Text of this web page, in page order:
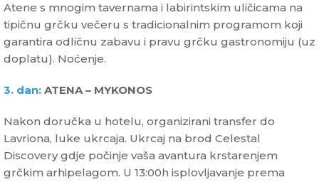
Atene s mnogim tavernama i labirintskim uličicama na
tipičnu grčku večeru s tradicionalnim programom koji
garantira odličnu zabavu i pravu grčku gastronomiju (uz
doplatu). Noćenje.
3. dan: ATENA – MYKONOS
Nakon doručka u hotelu, organizirani transfer do
Lavriona, luke ukrcaja. Ukrcaj na brod Celestal
Discovery gdje počinje vaša avantura krstarenjem
grčkim arhipelagom. U 13:00h isplovljavanje prema